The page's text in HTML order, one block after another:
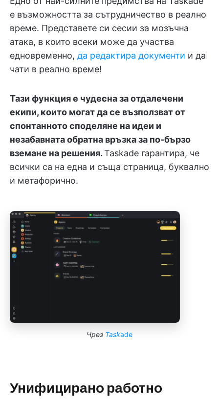
е възможността за сътрудничество в реално
време. Представете си сесии за мозъчна
атака, в които всеки може да участва
едновременно, да редактира документи и да
чати в реално време!
Тази функция е чудесна за отдалечени
екипи, които могат да се възползват от
спонтанното споделяне на идеи и
незабавната обратна връзка за по-бързо
вземане на решения.Taskade гарантира, че
всички са на една и съща страница, буквално
и метафорично.
Чрез Taskade
Унифицирано работно